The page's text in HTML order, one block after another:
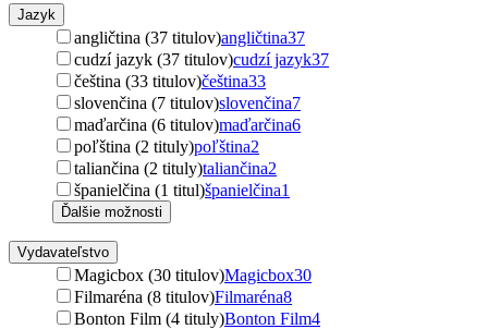
Jazyk
angličtina (37 titulov)angličtina37
cudzí jazyk (37 titulov)cudzí jazyk37
čeština (33 titulov)čeština33
slovenčina (7 titulov)slovenčina7
maďarčina (6 titulov)maďarčina6
poľština (2 tituly)poľština2
taliančina (2 tituly)taliančina2
španielčina (1 titul)španielčina1
Ďalšie možnosti
Vydavateľstvo
Magicbox (30 titulov)Magicbox30
Filmaréna (8 titulov)Filmaréna8
Bonton Film (4 tituly)Bonton Film4